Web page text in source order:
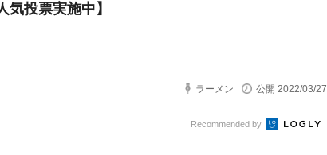
気投票実施中】
ラーメン 公開 2022/03/27
Recommended by